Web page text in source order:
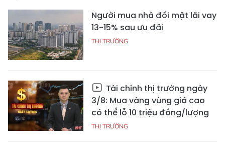
Người mua nhà đối mặt lãi vay
13-15% sau ưu đãi
THỊ TRƯỜNG
Tài chính thị trường ngày
3/8: Mua vàng vùng giá cao
có thể lỗ 10 triệu đồng/lượng
THỊ TRƯỜNG